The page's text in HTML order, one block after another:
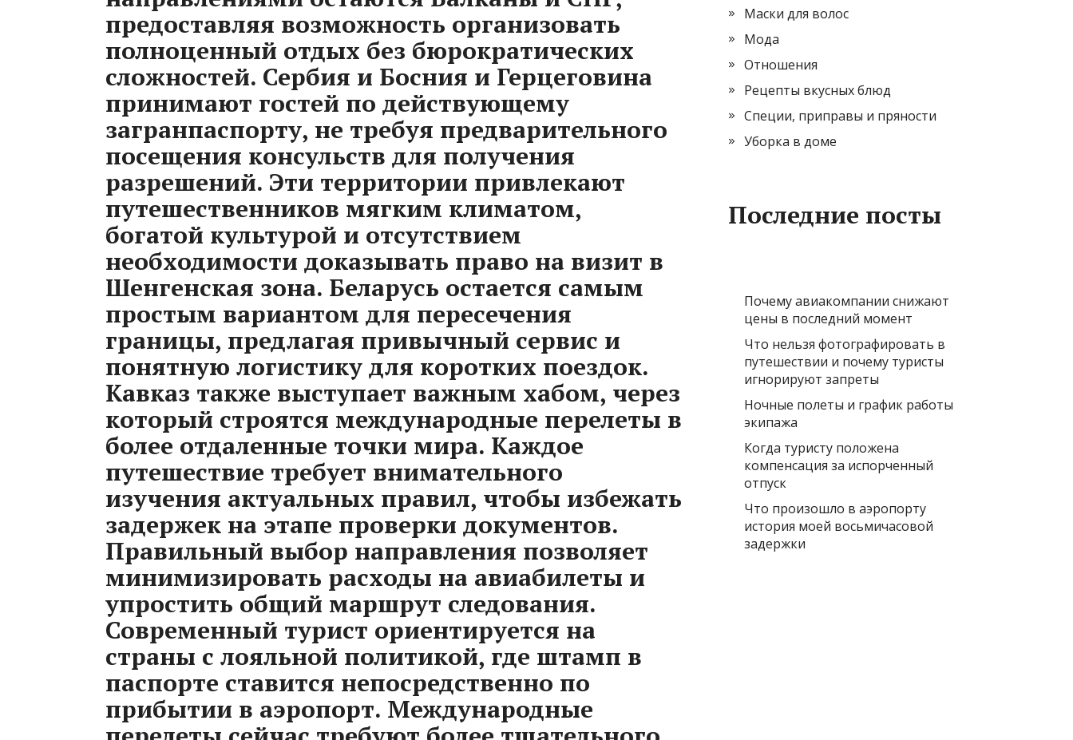
предоставляя возможность организовать
полноценный отдых без бюрократических
сложностей. Сербия и Босния и Герцеговина
принимают гостей по действующему
загранпаспорту, не требуя предварительного
посещения консульств для получения
разрешений. Эти территории привлекают
путешественников мягким климатом,
богатой культурой и отсутствием
необходимости доказывать право на визит в
Шенгенская зона. Беларусь остается самым
простым вариантом для пересечения
границы, предлагая привычный сервис и
понятную логистику для коротких поездок.
Кавказ также выступает важным хабом, через
который строятся международные перелеты в
более отдаленные точки мира. Каждое
путешествие требует внимательного
изучения актуальных правил, чтобы избежать
задержек на этапе проверки документов.
Правильный выбор направления позволяет
минимизировать расходы на авиабилеты и
упростить общий маршрут следования.
Современный турист ориентируется на
страны с лояльной политикой, где штамп в
паспорте ставится непосредственно по
прибытии в аэропорт. Международные
Маски для волос
Мода
Отношения
Рецепты вкусных блюд
Специи, приправы и пряности
Уборка в доме
Последние посты
Почему авиакомпании снижают
цены в последний момент
Что нельзя фотографировать в
путешествии и почему туристы
игнорируют запреты
Ночные полеты и график работы
экипажа
Когда туристу положена
компенсация за испорченный
отпуск
Что произошло в аэропорту
история моей восьмичасовой
задержки